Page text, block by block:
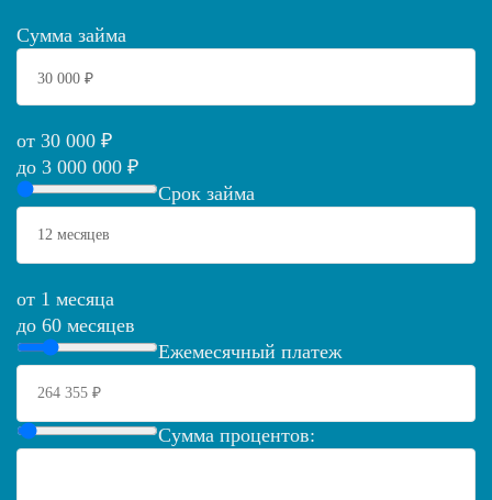
Сумма займа
от 30 000 ₽
до 3 000 000 ₽
Срок займа
от 1 месяца
до 60 месяцев
Ежемесячный платеж
Сумма процентов: